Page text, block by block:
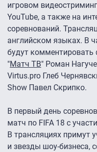
игровом
YouTube, а также на
соревнований.
английском языках. В
будут
"Матч ТВ" Роман
Virtus.pro Глеб
Show Павел Скрипко.
В первый день
матч по FIFA 18 с
В трансляциях примут
и звезды шоу-бизнеса,